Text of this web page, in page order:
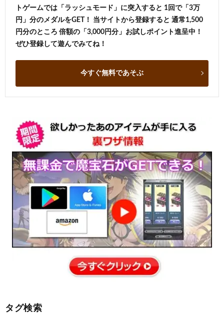
トゲームでは「ラッシュモード」に突入すると 1回で「3万
円」分のメダルをGET！ 当サイトから登録すると 通常1,500
円分のところ 倍額の「3,000円分」お試しポイント進呈中！
ぜひ登録して遊んでみてね！
今すぐ無料であそぶ
タグ検索